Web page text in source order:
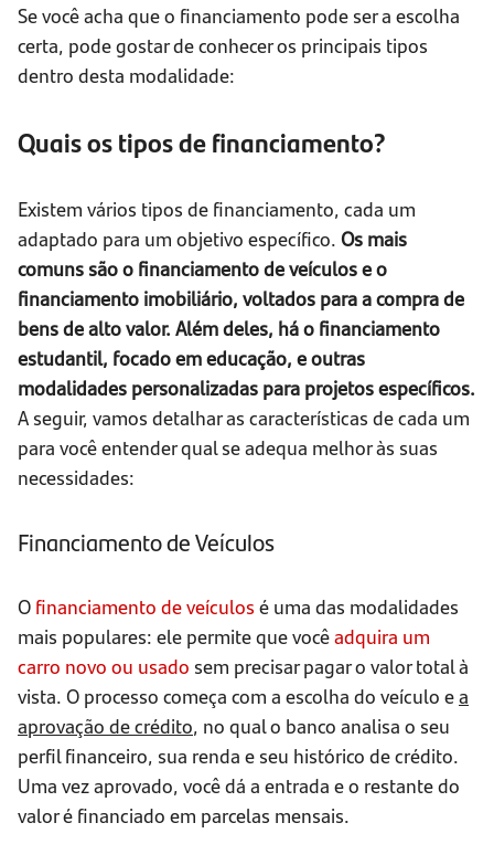
Se você acha que o financiamento pode ser a escolha
certa, pode gostar de conhecer os principais tipos
dentro desta modalidade:
Quais os tipos de financiamento?
Existem vários tipos de financiamento, cada um
adaptado para um objetivo específico. Os mais
comuns são o financiamento de veículos e o
financiamento imobiliário, voltados para a compra de
bens de alto valor. Além deles, há o financiamento
estudantil, focado em educação, e outras
modalidades personalizadas para projetos específicos.
A seguir, vamos detalhar as características de cada um
para você entender qual se adequa melhor às suas
necessidades:
Financiamento de Veículos
O financiamento de veículos é uma das modalidades
mais populares: ele permite que vocêadquira um
carro novo ou usado sem precisar pagar o valor total à
vista. O processo começa com a escolha do veículo ea
aprovação de crédito, no qual o banco analisa o seu
perfil financeiro, sua renda e seu histórico de crédito.
Uma vez aprovado, você dá a entrada e o restante do
valor é financiado em parcelas mensais.